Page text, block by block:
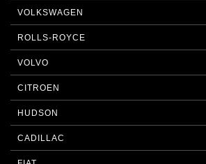
VOLKSWAGEN
ROLLS-ROYCE
VOLVO
CITROEN
HUDSON
CADILLAC